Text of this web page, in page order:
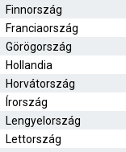
Finnország
Franciaország
Görögország
Hollandia
Horvátország
Írország
Lengyelország
Lettország